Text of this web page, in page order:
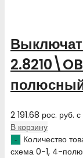
2 191.68 рос. руб.
В корзину
Количество
схема 0-1, 4-